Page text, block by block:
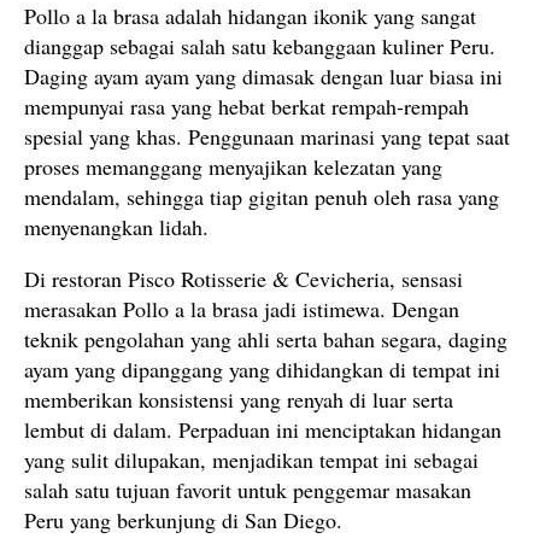
Pollo a la brasa adalah hidangan ikonik yang sangat
dianggap sebagai salah satu kebanggaan kuliner Peru.
Daging ayam ayam yang dimasak dengan luar biasa ini
mempunyai rasa yang hebat berkat rempah-rempah
spesial yang khas. Penggunaan marinasi yang tepat saat
proses memanggang menyajikan kelezatan yang
mendalam, sehingga tiap gigitan penuh oleh rasa yang
menyenangkan lidah.
Di restoran Pisco Rotisserie & Cevicheria, sensasi
merasakan Pollo a la brasa jadi istimewa. Dengan
teknik pengolahan yang ahli serta bahan segara, daging
ayam yang dipanggang yang dihidangkan di tempat ini
memberikan konsistensi yang renyah di luar serta
lembut di dalam. Perpaduan ini menciptakan hidangan
yang sulit dilupakan, menjadikan tempat ini sebagai
salah satu tujuan favorit untuk penggemar masakan
Peru yang berkunjung di San Diego.